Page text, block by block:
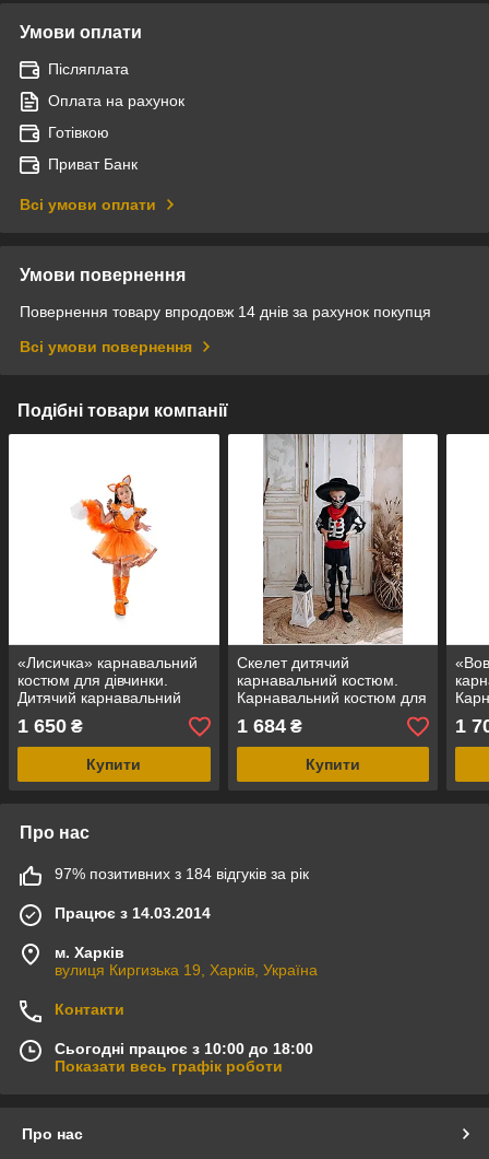
Умови оплати
Післяплата
Оплата на рахунок
Готівкою
Приват Банк
Всі умови оплати
Умови повернення
Повернення товару впродовж 14 днів за рахунок покупця
Всі умови повернення
Подібні товари компанії
«Лисичка» карнавальний
костюм для дівчинки.
Дитячий карнавальний
костюм для дівчинки
Лисичка
1 650 ₴
Купити
Скелет дитячий
карнавальний костюм.
Карнавальний костюм для
хлопчика "Скелет"
1 684₴
Купити
1
Про нас
97% позитивних з 184 відгуків за рік
Працює з 14.03.2014
м. Харків
вулиця Киргизька 19, Харків, Україна
Контакти
Сьогодні працює з 10:00 до 18:00
Показати весь графік роботи
Про нас